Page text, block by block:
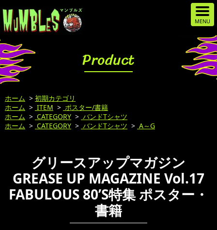
Product
ホーム > 初期カテゴリ
ホーム > ITEM > ポスター/書籍
ホーム > CATEGORY > バンドTシャツ
ホーム > CATEGORY > バンドTシャツ > A～G
グリースアップマガジン
GREASE UP MAGAZINE Vol.17
FABULOUS 80’S特集 ポスター・
書籍